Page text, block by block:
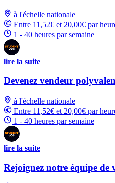
à l'échelle nationale
Entre 11,52€ et 20,00€ par
1 - 40 heures par semaine
lire la suite
Devenez vendeur
à l'échelle nationale
Entre 11,52€ et 20,00€ par
1 - 40 heures par semaine
lire la suite
Rejoignez notre équipe de